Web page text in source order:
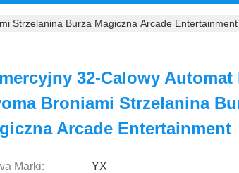
Strzelanina Burza Magiczna Arcade Entertainment
32-Calowy Automat
Broniami Strzelanina
Arcade Entertainment
Marki: YX